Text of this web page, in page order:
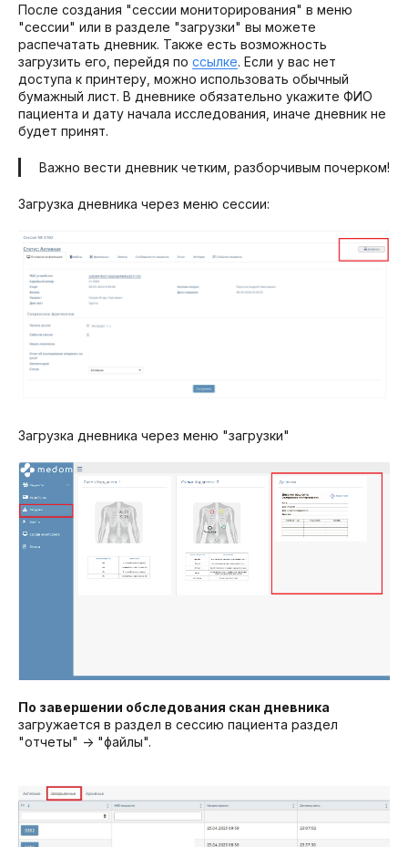
После создания "сессии мониторирования" в меню
"сессии" или в разделе "загрузки" вы можете
распечатать дневник. Также есть возможность
загрузить его, перейдя по ссылке. Если у вас нет
доступа к принтеру, можно использовать обычный
бумажный лист. В дневнике обязательно укажите ФИО
пациента и дату начала исследования, иначе дневник не
будет принят.
Важно вести дневник четким, разборчивым почерком!
Загрузка дневника через меню сессии:
Загрузка дневника через меню "загрузки"
По завершении обследования скан дневника
загружается в раздел в сессию пациента раздел
"отчеты" -> "файлы".